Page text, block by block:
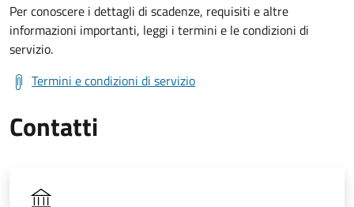
Per conoscere i dettagli di scadenze, requisiti e altre
informazioni importanti, leggi i termini e le condizioni di
servizio.
Termini e condizioni di servizio
Contatti